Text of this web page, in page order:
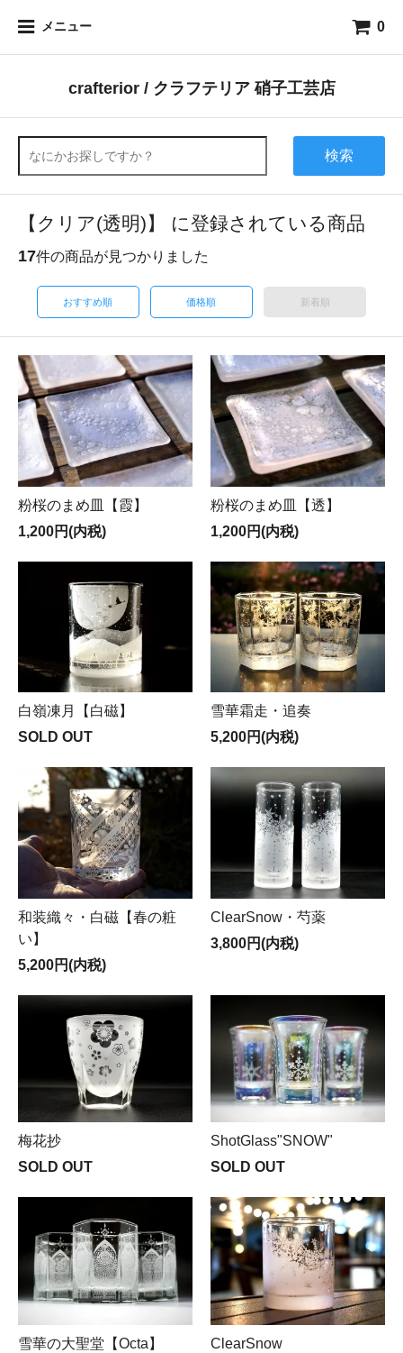
メニュー 0
crafterior / クラフテリア 硝子工芸店
検索
【クリア(透明)】 に登録されている商品
17件の商品が見つかりました
おすすめ順 価格順 新着順
粉桜のまめ皿【霞】
1,200円(内税)
粉桜のまめ皿【透】
1,200円(内税)
白嶺凍月【白磁】
SOLD OUT
雪華霜走・追奏
5,200円(内税)
和装織々・白磁【春の粧
い】
5,200円(内税)
ClearSnow・芍薬
3,800円(内税)
梅花抄
SOLD OUT
ShotGlass"SNOW"
SOLD OUT
雪華の大聖堂【Octa】
ClearSnow